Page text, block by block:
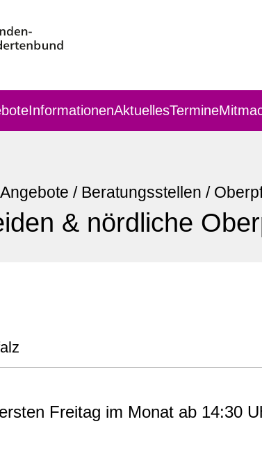
InformationenAktuellesTermine
/ Beratungsstellen /
& nördliche
Freitag im Monat ab 14:30